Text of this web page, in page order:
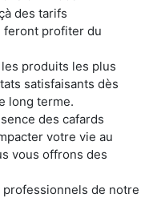
des tarifs
feront profiter du
produits les plus
satisfaisants dès
long terme.
des cafards
votre vie au
vous offrons des
de notre